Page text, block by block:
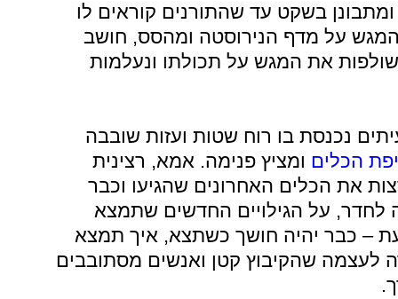
ומתבונן בשקט עד שהתורנים קוראים לו
על מדף הנירוסטה ומהסס, חושב
את המגש על תכולתו ונעלמות
נכנסת בו רוח שטות ועזות שובבה
הכלים ומציץ פנימה. אמא, רצינית
את הכלים האחרונים שהגיעו וכבר
על הגילויים החדשים שתמצא
– כבר יהיה חושך כשתצא, איך תמצא
לעצמה שהקיבוץ קטן ואנשים מסתובבים